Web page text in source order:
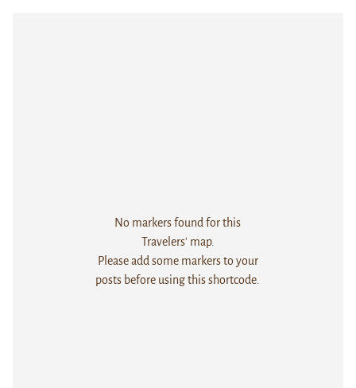
No markers found for this
Travelers' map.
Please add some markers to your
posts before using this shortcode.